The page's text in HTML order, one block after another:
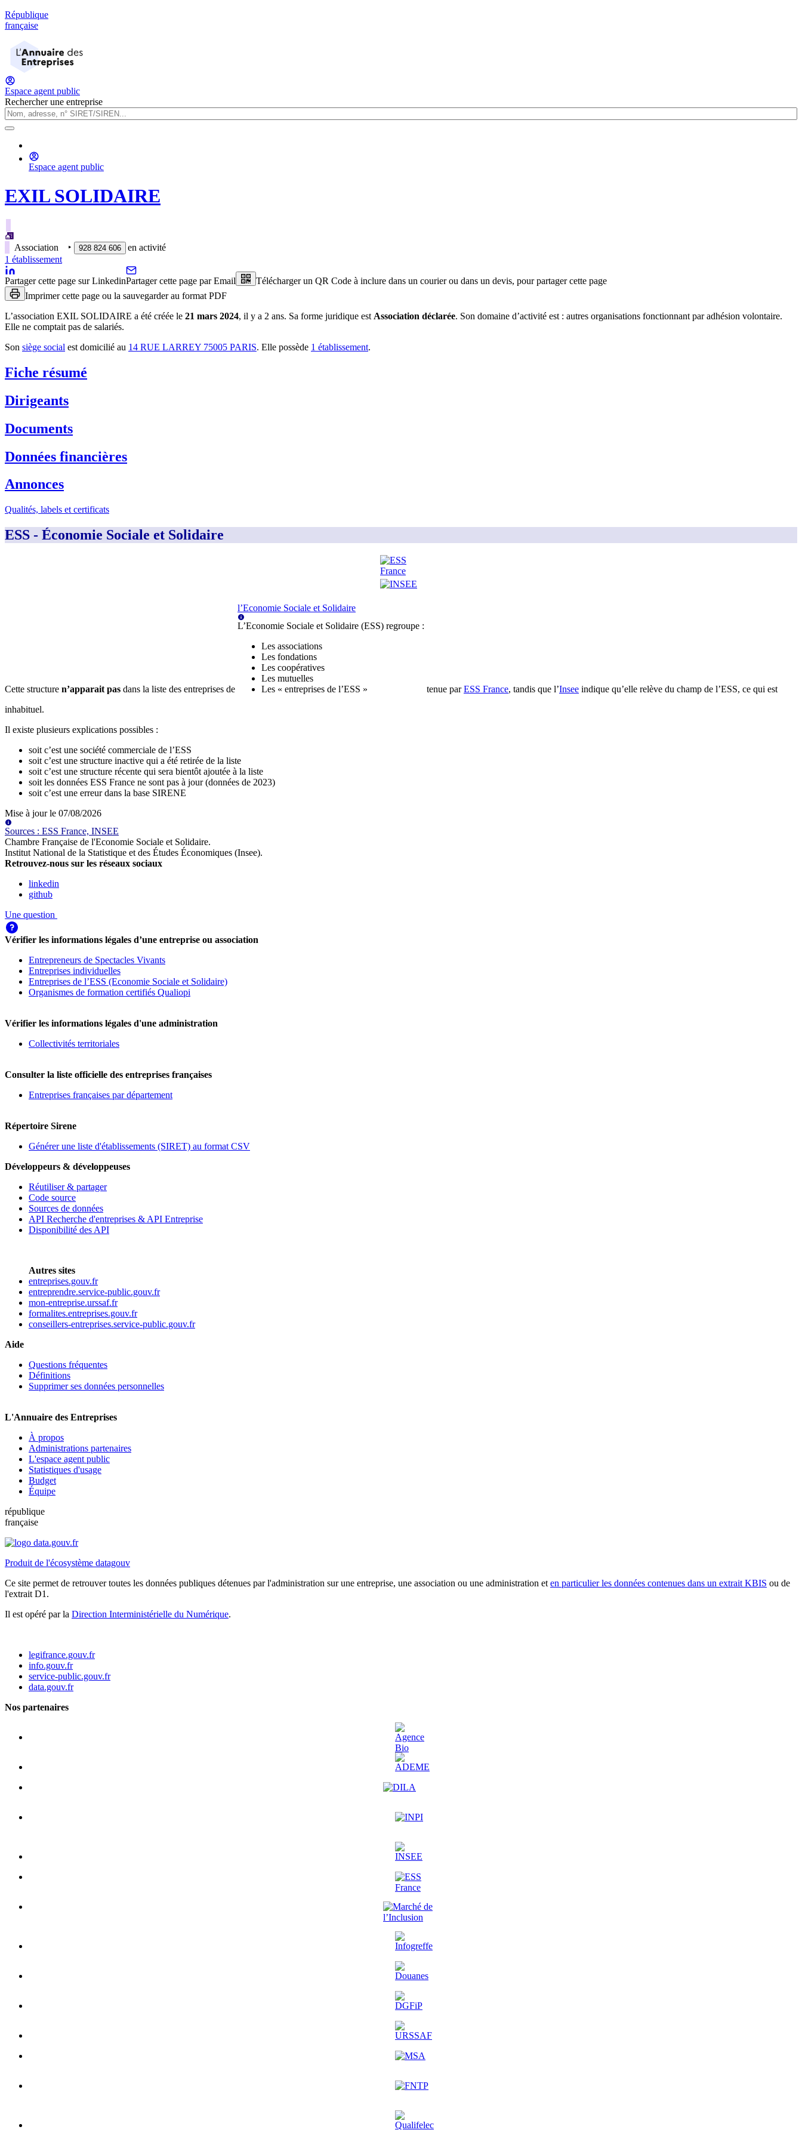
République
française
Espace agent public
Rechercher une entreprise
Espace agent public
EXIL SOLIDAIRE
Association ‣ 928 824 606
en activité
1 établissement
Partager cette page sur LinkedinPartager cette page par Email
Télécharger un QR Code à inclure dans un courier ou dans un devis, pour partager cette page
Imprimer cette page ou la sauvegarder au format PDF
L’association EXIL SOLIDAIRE a été créée le 21 mars 2024, il y a 2 ans. Sa forme juridique est Association déclarée. Son domaine d’activité est : autres organisations fonctionnant par adhésion volontaire.
Elle ne comptait pas de salariés.
Son siège social est domicilié au 14 RUE LARREY 75005 PARIS. Elle possède 1 établissement.
Fiche résumé
Dirigeants
Documents
Données financières
Annonces
Qualités, labels et certificats
ESS - Économie Sociale et Solidaire
Cette structure n’apparait pas dans la liste des entreprises de
l’Economie Sociale et Solidaire
L’Economie Sociale et Solidaire (ESS) regroupe :
Les associations
Les fondations
Les coopératives
Les mutuelles
Les « entreprises de l’ESS »
tenue parESS France, tandis que l’Insee indique qu’elle relève du champ de l’ESS, ce qui est
inhabituel.
Il existe plusieurs explications possibles :
soit c’est une société commerciale de l’ESS
soit c’est une structure inactive qui a été retirée de la liste
soit c’est une structure récente qui sera bientôt ajoutée à la liste
soit les données ESS France ne sont pas à jour (données de 2023)
soit c’est une erreur dans la base SIRENE
Mise à jour le 07/08/2026
Sources : ESS France, INSEE
Chambre Française de l'Economie Sociale et Solidaire.
Institut National de la Statistique et des Études Économiques (Insee).
Retrouvez-nous sur les réseaux sociaux
linkedin
github
Une question
Vérifier les informations légales d’une entreprise ou association
Entrepreneurs de Spectacles Vivants
Entreprises individuelles
Entreprises de l’ESS (Economie Sociale et Solidaire)
Organismes de formation certifiés Qualiopi
Vérifier les informations légales d'une administration
Collectivités territoriales
Consulter la liste officielle des entreprises françaises
Entreprises françaises par département
Répertoire Sirene
Générer une liste d'établissements (SIRET) au format CSV
Développeurs & développeuses
Réutiliser & partager
Code source
Sources de données
API Recherche d'entreprises & API Entreprise
Disponibilité des API
Autres sites
entreprises.gouv.fr
entreprendre.service-public.gouv.fr
mon-entreprise.urssaf.fr
formalites.entreprises.gouv.fr
conseillers-entreprises.service-public.gouv.fr
Aide
Questions fréquentes
Définitions
Supprimer ses données personnelles
L'Annuaire des Entreprises
À propos
Administrations partenaires
L'espace agent public
Statistiques d'usage
Budget
Équipe
république
française
Produit de l'écosystème datagouv
Ce site permet de retrouver toutes les données publiques détenues par l'administration sur une entreprise, une association ou une administration et en particulier les données contenues dans un extrait KBIS ou de
l'extrait D1.
Il est opéré par la Direction Interministérielle du Numérique.
legifrance.gouv.fr
info.gouv.fr
service-public.gouv.fr
data.gouv.fr
Nos partenaires